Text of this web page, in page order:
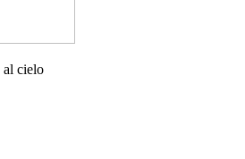
al cielo